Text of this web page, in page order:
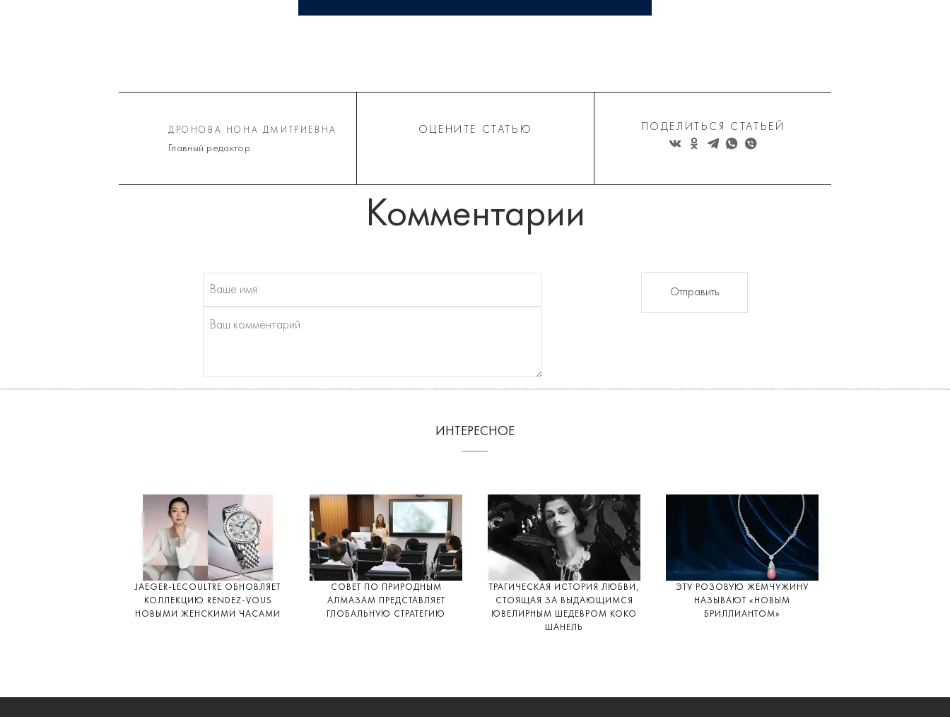
ДРОНОВА НОНА ДМИТРИЕВНА
Главный редактор
ОЦЕНИТЕ СТАТЬЮ ПОДЕЛИТЬСЯ СТАТЬЕЙ
Комментарии
Отправить
ИНТЕРЕСНОЕ
JAEGER-LECOULTRE ОБНОВЛЯЕТ
КОЛЛЕКЦИЮ RENDEZ-VOUS
НОВЫМИ ЖЕНСКИМИ ЧАСАМИ
СОВЕТ ПО ПРИРОДНЫМ
АЛМАЗАМ ПРЕДСТАВЛЯЕТ
ГЛОБАЛЬНУЮ СТРАТЕГИЮ
ТРАГИЧЕСКАЯ ИСТОРИЯ ЛЮБВИ,
СТОЯЩАЯ ЗА ВЫДАЮЩИМСЯ
ЮВЕЛИРНЫМ ШЕДЕВРОМ КОКО
ШАНЕЛЬ
ЭТУ РОЗОВУЮ ЖЕМЧУЖИНУ
НАЗЫВАЮТ «НОВЫМ
БРИЛЛИАНТОМ»